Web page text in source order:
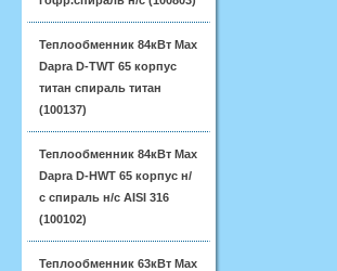
Теплообменник 84кВт Max
Dapra D-TWT 65 корпус
титан спираль титан
(100137)
Теплообменник 84кВт Max
Dapra D-HWT 65 корпус н/
с спираль н/с AISI 316
(100102)
Теплообменник 63кВт Max